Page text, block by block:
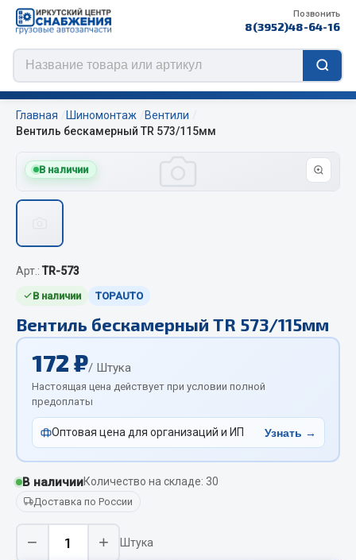
Позвонить
8(3952)48-64-16
Цепи противоскольжения
QITONG
Отопители салона, подогреватели
Автономные воздушные отопители
Жидкостные подогреватели
Отопители салона
Подогреватели тосола
Весь раздел
Автотовары
Главная Шиномонтаж
Вентили
Вентиль бескамерный TR 573/115мм
В наличии
Арт.: TR-573
В наличии TOPAUTO
Вентиль бескамерный TR 573/115мм
172 ₽/ Штука
Настоящая цена действует при условии полной
предоплаты
Оптовая цена для организаций и ИП Узнать →
В наличииКоличество на складе: 30
Доставка по России
− + Штука